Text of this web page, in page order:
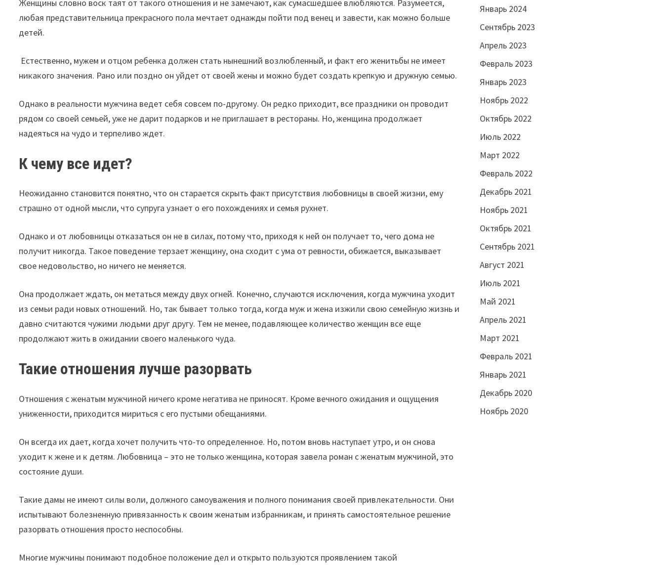
Женщины словно воск таят от такого отношения и не замечают, как сумасшедшее влюбляются. Разумеется,
любая представительница прекрасного пола мечтает однажды пойти под венец и завести, как можно больше
детей.
Естественно, мужем и отцом ребенка должен стать нынешний возлюбленный, и факт его женитьбы не имеет
никакого значения. Рано или поздно он уйдет от своей жены и можно будет создать крепкую и дружную семью.
Однако в реальности мужчина ведет себя совсем по-другому. Он редко приходит, все праздники он проводит
рядом со своей семьей, уже не дарит подарков и не приглашает в рестораны. Но, женщина продолжает
надеяться на чудо и терпеливо ждет.
К чему все идет?
Неожиданно становится понятно, что он старается скрыть факт присутствия любовницы в своей жизни, ему
страшно от одной мысли, что супруга узнает о его похождениях и семья рухнет.
Однако и от любовницы отказаться он не в силах, потому что, приходя к ней он получает то, чего дома не
получит никогда. Такое поведение терзает женщину, она сходит с ума от ревности, обижается, выказывает
свое недовольство, но ничего не меняется.
Она продолжает ждать, он метаться между двух огней. Конечно, случаются исключения, когда мужчина уходит
из семьи ради новых отношений. Но, так бывает только тогда, когда муж и жена изжили свою семейную жизнь и
давно считаются чужими людьми друг другу. Тем не менее, подавляющее количество женщин все еще
продолжают жить в ожидании своего маленького чуда.
Такие отношения лучше разорвать
Отношения с женатым мужчиной ничего кроме негатива не приносят. Кроме вечного ожидания и ощущения
униженности, приходится мириться с его пустыми обещаниями.
Он всегда их дает, когда хочет получить что-то определенное. Но, потом вновь наступает утро, и он снова
уходит к жене и к детям. Любовница – это не только женщина, которая завела роман с женатым мужчиной, это
состояние души.
Такие дамы не имеют силы воли, должного самоуважения и полного понимания своей привлекательности. Они
испытывают болезненную привязанность к своим женатым избранникам, и принять самостоятельное решение
разорвать отношения просто неспособны.
Многие мужчины понимают подобное положение дел и открыто пользуются проявлением такой
Январь 2024
Сентябрь 2023
Апрель 2023
Февраль 2023
Январь 2023
Ноябрь 2022
Октябрь 2022
Июль 2022
Март 2022
Февраль 2022
Декабрь 2021
Ноябрь 2021
Октябрь 2021
Сентябрь 2021
Август 2021
Июль 2021
Май 2021
Апрель 2021
Март 2021
Февраль 2021
Январь 2021
Декабрь 2020
Ноябрь 2020